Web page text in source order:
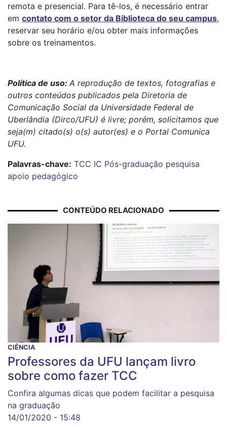
remota e presencial. Para tê-los, é necessário entrar
em contato com o setor da Biblioteca do seu campus,
reservar seu horário e/ou obter mais informações
sobre os treinamentos.
Política de uso: A reprodução de textos, fotografias e
outros conteúdos publicados pela Diretoria de
Comunicação Social da Universidade Federal de
Uberlândia (Dirco/UFU) é livre; porém, solicitamos que
seja(m) citado(s) o(s) autor(es) e o Portal Comunica
UFU.
Palavras-chave: TCC IC Pós-graduação pesquisa
apoio pedagógico
CONTEÚDO RELACIONADO
CIÊNCIA
Professores da UFU lançam livro
sobre como fazer TCC
Confira algumas dicas que podem facilitar a pesquisa
na graduação
14/01/2020 - 15:48